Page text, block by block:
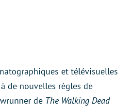
et télévisuelles
de nouvelles règles de
de The Walking Dead